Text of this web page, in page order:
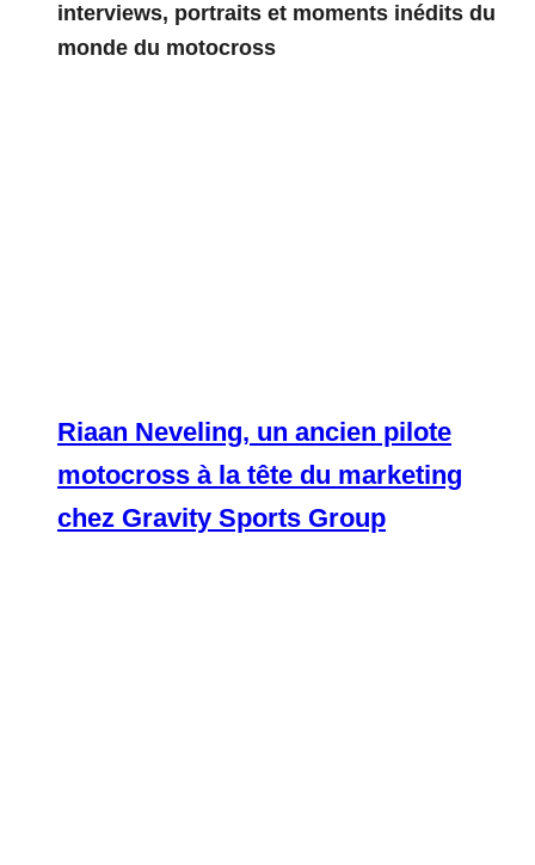
interviews, portraits et moments inédits du
monde du motocross
Riaan Neveling, un ancien pilote
motocross à la tête du marketing
chez Gravity Sports Group